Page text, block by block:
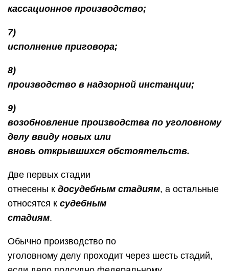
кассационное производство;
7)
исполнение приговора;
8)
производство в надзорной инстанции;
9)
возобновление производства по уголовному
делу ввиду новых или
вновь открывшихся обстоятельств.
Две первых стадии
отнесены к досудебным стадиям, а остальные
относятся к судебным
стадиям.
Обычно производство по
уголовному делу проходит через шесть стадий,